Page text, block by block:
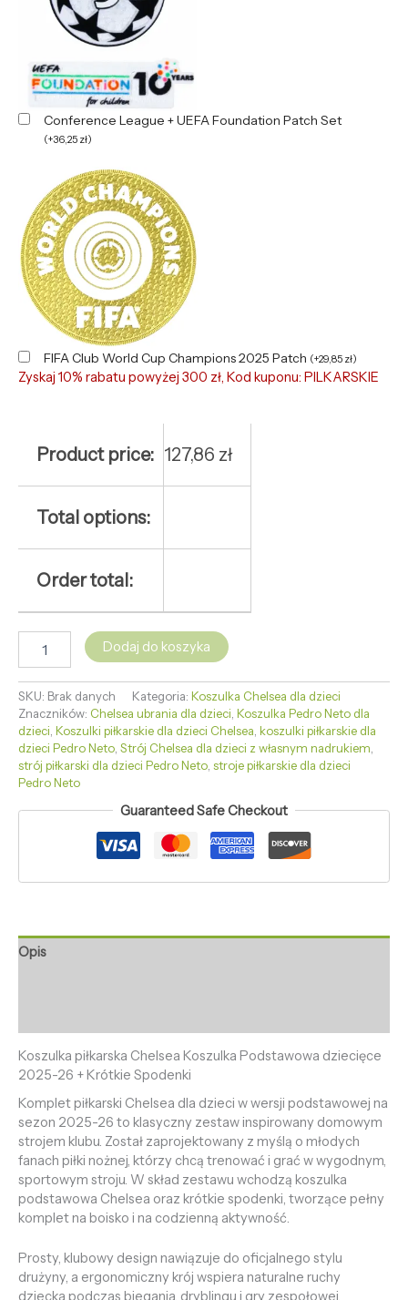
Conference League + UEFA Foundation Patch Set
(+36,25 zł)
FIFA Club World Cup Champions 2025 Patch (+29,85 zł)
Zyskaj 10% rabatu powyżej 300 zł, Kod kuponu: PILKARSKIE
Product price: 127,86 zł
Total options:
Order total:
Dodaj do koszyka
SKU: Brak danych Kategoria: Koszulka Chelsea dla dzieci
Znaczników: Chelsea ubrania dla dzieci, Koszulka Pedro Neto dla
dzieci, Koszulki piłkarskie dla dzieci Chelsea, koszulki piłkarskie dla
dzieci Pedro Neto, Strój Chelsea dla dzieci z własnym nadrukiem,
strój piłkarski dla dzieci Pedro Neto, stroje piłkarskie dla dzieci
Pedro Neto
Guaranteed Safe Checkout
Opis
Koszulka piłkarska Chelsea Koszulka Podstawowa dziecięce
2025-26 + Krótkie Spodenki
Komplet piłkarski Chelsea dla dzieci w wersji podstawowej na
sezon 2025-26 to klasyczny zestaw inspirowany domowym
strojem klubu. Został zaprojektowany z myślą o młodych
fanach piłki nożnej, którzy chcą trenować i grać w wygodnym,
sportowym stroju. W skład zestawu wchodzą koszulka
podstawowa Chelsea oraz krótkie spodenki, tworzące pełny
komplet na boisko i na codzienną aktywność.
Prosty, klubowy design nawiązuje do oficjalnego stylu
drużyny, a ergonomiczny krój wspiera naturalne ruchy
dziecka podczas biegania, dryblingu i gry zespołowej.